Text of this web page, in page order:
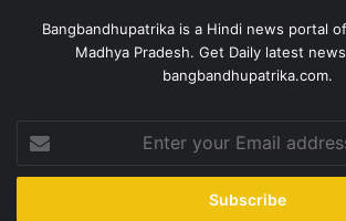
Bangbandhupatrika is a Hindi news portal
Madhya Pradesh. Get Daily latest
bangbandhupatrika.com.
your
Email